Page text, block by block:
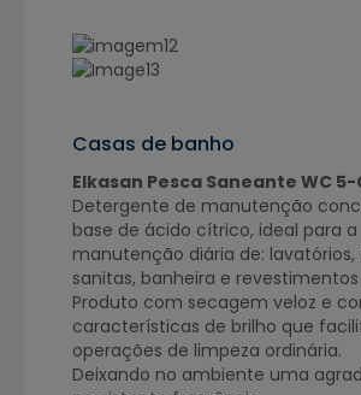
Casas de banho
Elkasan Pesca Saneante WC 5-
Detergente de manutenção
base de ácido cítrico, ideal para a
manutenção diária de: lavatórios,
sanitas, banheira e
Produto com secagem veloz e
características de brilho que
operações de limpeza ordinária.
Deixando no ambiente uma